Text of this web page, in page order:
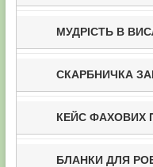
МУДРІСТЬ В
СКАРБНИЧКА
КЕЙС ФАХОВИХ
БЛАНКИ ДЛЯ